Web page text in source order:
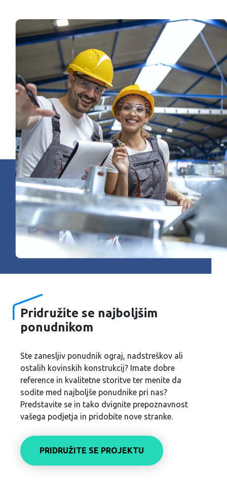
Pridružite se najboljšim
ponudnikom
Ste zanesljiv ponudnik ograj, nadstreškov ali
ostalih kovinskih konstrukcij? Imate dobre
reference in kvalitetne storitve ter menite da
sodite med najboljše ponudnike pri nas?
Predstavite se in tako dvignite prepoznavnost
vašega podjetja in pridobite nove stranke.
PRIDRUŽITE SE PROJEKTU